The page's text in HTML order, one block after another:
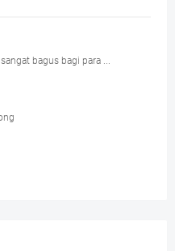
bagus bagi para ...